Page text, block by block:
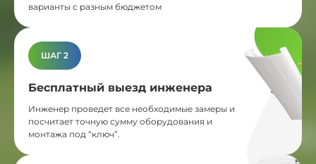
варианты с разным бюджетом
ШАГ 2
Бесплатный выезд инженера
Инженер проведет все необходимые замеры и
посчитает точную сумму оборудования и
монтажа под “ключ”.